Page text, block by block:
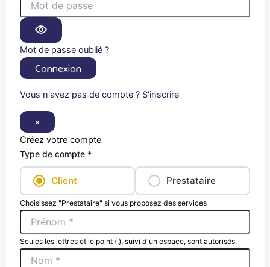
Mot de passe oublié ?
Connexion
Vous n'avez pas de compte ? S'inscrire
×
Créez votre compte
Type de compte *
Client Prestataire
Choisissez "Prestataire" si vous proposez des services
Seules les lettres et le point (.), suivi d'un espace, sont autorisés.